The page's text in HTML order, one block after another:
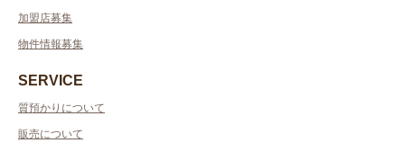
加盟店募集
物件情報募集
SERVICE
質預かりについて
販売について